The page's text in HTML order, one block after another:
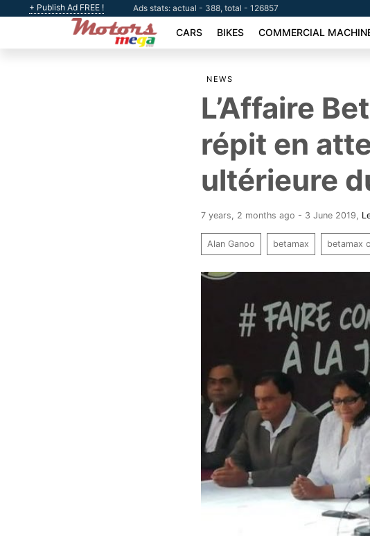
+ Publish Ad FREE ! Ads stats: actual - 388, total - 126857
CARS BIKES COMMERCIAL
NEWS
L’Affaire
répit en
ultérieure
7 years, 2 months ago - 3 June 2019
Alan Ganoo betamax betamax